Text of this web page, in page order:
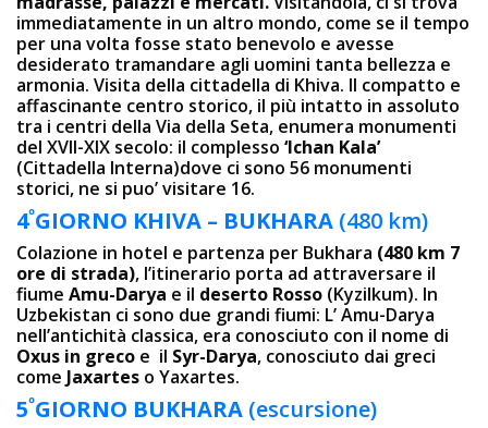
immediatamente in un altro mondo, come se il tempo
per una volta fosse stato benevolo e avesse
desiderato tramandare agli uomini tanta bellezza e
armonia. Visita della cittadella di Khiva. Il compatto e
affascinante centro storico, il più intatto in assoluto
tra i centri della Via della Seta, enumera monumenti
del XVII-XIX secolo: il complesso ‘Ichan Kala’
(Cittadella Interna)dove ci sono 56 monumenti
storici, ne si puo’ visitare 16.
4ºGIORNO KHIVA – BUKHARA (480 km)
Colazione in hotel e partenza per Bukhara (480 km 7
ore di strada), l’itinerario porta ad attraversare il
fiume Amu-Darya e il deserto Rosso (Kyzilkum). In
Uzbekistan ci sono due grandi fiumi: L’ Amu-Darya
nell’antichità classica, era conosciuto con il nome di
Oxus in greco e il Syr-Darya, conosciuto dai greci
come Jaxartes o Yaxartes.
5ºGIORNO BUKHARA (escursione)